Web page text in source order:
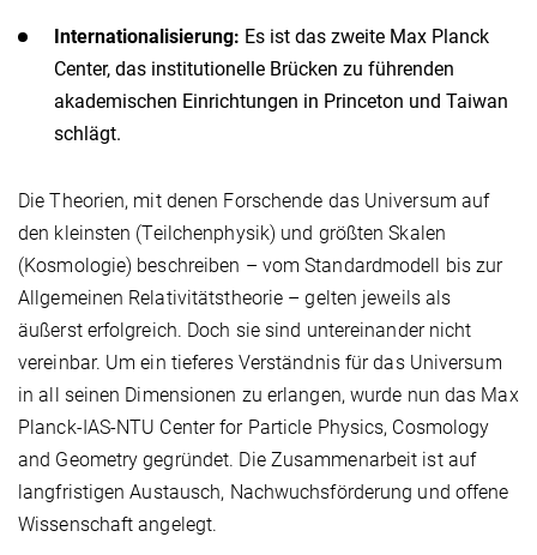
Internationalisierung: Es ist das zweite Max Planck
Center, das institutionelle Brücken zu führenden
akademischen Einrichtungen in Princeton und Taiwan
schlägt.
Die Theorien, mit denen Forschende das Universum auf
den kleinsten (Teilchenphysik) und größten Skalen
(Kosmologie) beschreiben – vom Standardmodell bis zur
Allgemeinen Relativitätstheorie – gelten jeweils als
äußerst erfolgreich. Doch sie sind untereinander nicht
vereinbar. Um ein tieferes Verständnis für das Universum
in all seinen Dimensionen zu erlangen, wurde nun das Max
Planck-IAS-NTU Center for Particle Physics, Cosmology
and Geometry gegründet. Die Zusammenarbeit ist auf
langfristigen Austausch, Nachwuchsförderung und offene
Wissenschaft angelegt.